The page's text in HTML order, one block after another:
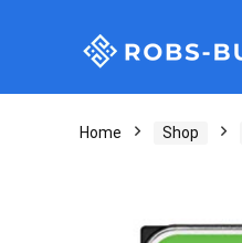
Home Shop